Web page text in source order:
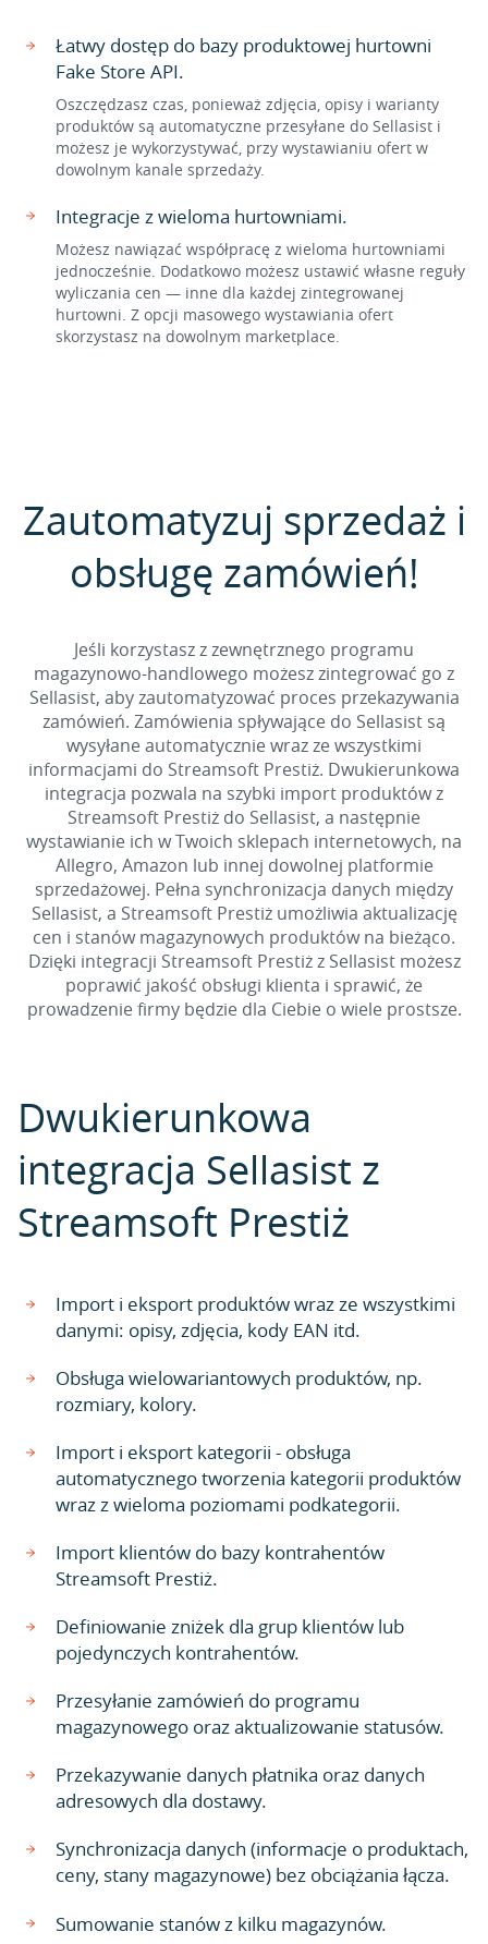
Łatwy dostęp do bazy produktowej hurtowni
Fake Store API.
Oszczędzasz czas, ponieważ zdjęcia, opisy i warianty
produktów są automatyczne przesyłane do Sellasist i
możesz je wykorzystywać, przy wystawianiu ofert w
dowolnym kanale sprzedaży.
Integracje z wieloma hurtowniami.
Możesz nawiązać współpracę z wieloma hurtowniami
jednocześnie. Dodatkowo możesz ustawić własne reguły
wyliczania cen — inne dla każdej zintegrowanej
hurtowni. Z opcji masowego wystawiania ofert
skorzystasz na dowolnym marketplace.
Zautomatyzuj sprzedaż i
obsługę zamówień!
Jeśli korzystasz z zewnętrznego programu
magazynowo-handlowego możesz zintegrować go z
Sellasist, aby zautomatyzować proces przekazywania
zamówień. Zamówienia spływające do Sellasist są
wysyłane automatycznie wraz ze wszystkimi
informacjami do Streamsoft Prestiż. Dwukierunkowa
integracja pozwala na szybki import produktów z
Streamsoft Prestiż do Sellasist, a następnie
wystawianie ich w Twoich sklepach internetowych, na
Allegro, Amazon lub innej dowolnej platformie
sprzedażowej. Pełna synchronizacja danych między
Sellasist, a Streamsoft Prestiż umożliwia aktualizację
cen i stanów magazynowych produktów na bieżąco.
Dzięki integracji Streamsoft Prestiż z Sellasist możesz
poprawić jakość obsługi klienta i sprawić, że
prowadzenie firmy będzie dla Ciebie o wiele prostsze.
Dwukierunkowa
integracja Sellasist z
Streamsoft Prestiż
Import i eksport produktów wraz ze wszystkimi
danymi: opisy, zdjęcia, kody EAN itd.
Obsługa wielowariantowych produktów, np.
rozmiary, kolory.
Import i eksport kategorii - obsługa
automatycznego tworzenia kategorii produktów
wraz z wieloma poziomami podkategorii.
Import klientów do bazy kontrahentów
Streamsoft Prestiż.
Definiowanie zniżek dla grup klientów lub
pojedynczych kontrahentów.
Przesyłanie zamówień do programu
magazynowego oraz aktualizowanie statusów.
Przekazywanie danych płatnika oraz danych
adresowych dla dostawy.
Synchronizacja danych (informacje o produktach,
ceny, stany magazynowe) bez obciążania łącza.
Sumowanie stanów z kilku magazynów.